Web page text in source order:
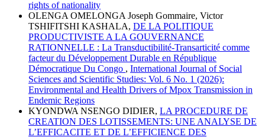
rights of nationality
OLENGA OMELONGA Joseph Gommaire, Victor
TSHIFITSHI KASHALA, DE LA POLITIQUE
PRODUCTIVISTE A LA GOUVERNANCE
RATIONNELLE : La Transductibilité-Transarticité comme
facteur du Développement Durable en République
Démocratique Du Congo , International Journal of Social
Sciences and Scientific Studies: Vol. 6 No. 1 (2026):
Environmental and Health Drivers of Mpox Transmission in
Endemic Regions
KYONDWA NSENGO DIDIER, LA PROCEDURE DE
CREATION DES LOTISSEMENTS: UNE ANALYSE DE
L’EFFICACITE ET DE L’EFFICIENCE DES